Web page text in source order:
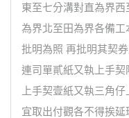
東至七分溝對直為界
為界北至田為界各備
批明為照 再批明其契
連司單貳紙又執上手
上手契壹紙又執三角
宜取出付觀各不得挨